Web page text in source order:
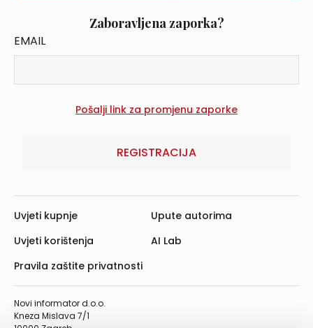
Zaboravljena zaporka?
EMAIL
REGISTRACIJA
Novi informator d.o.o.
Kneza Mislava 7/1
Uvjeti kupnje
Uvjeti korištenja
Pravila zaštite privatnosti
Upute autorima
AI Lab